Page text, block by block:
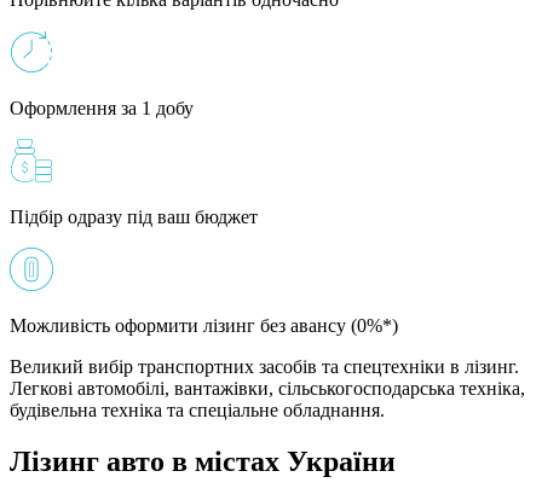
Оформлення за 1 добу
Підбір одразу під ваш бюджет
Можливість оформити лізинг без авансу (0%*)
Великий вибір транспортних засобів та спецтехніки в лізинг.
Легкові автомобілі, вантажівки, сільськогосподарська техніка,
будівельна техніка та спеціальне обладнання.
Лізинг авто в містах України